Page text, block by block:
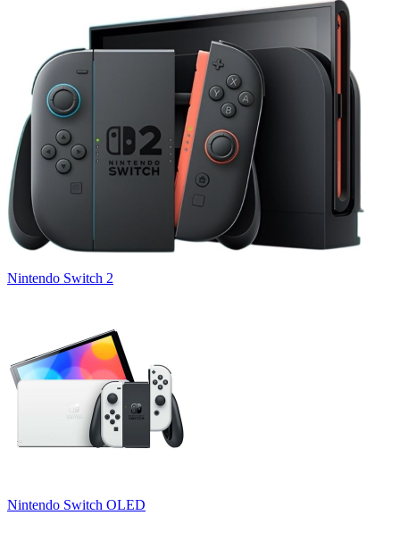
Nintendo Switch 2
Nintendo Switch OLED